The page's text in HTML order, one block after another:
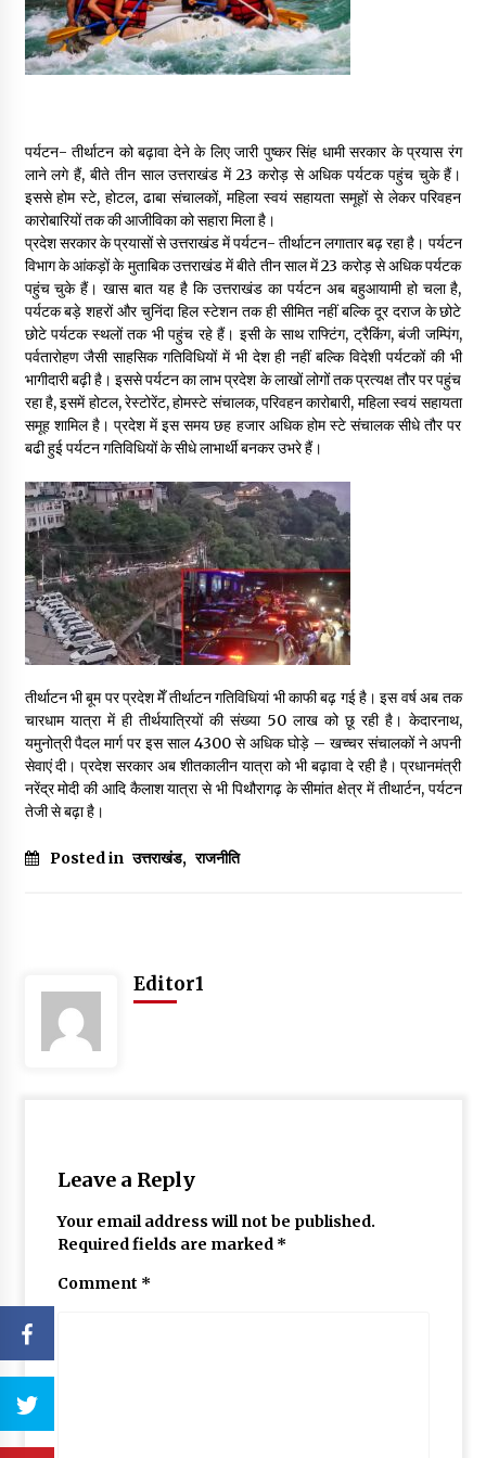
May 16, 2022
Thought Of The Day 13 May
May 13, 2022
Thought Of The Day 12 May
May 12, 2022
Thought Of The Day 11 May
May 11, 2022
Thought Of The Day 10 May
May 10, 2022
Thought Of The Day 9 May
May 9, 2022
पर्यटन- तीर्थाटन को बढ़ावा देने के लिए जारी पुष्कर सिंह धामी सरकार के प्रयास रंग
लाने लगे हैं, बीते तीन साल उत्तराखंड में 23 करोड़ से अधिक पर्यटक पहुंच चुके हैं।
इससे होम स्टे, होटल, ढाबा संचालकों, महिला स्वयं सहायता समूहों से लेकर परिवहन
कारोबारियों तक की आजीविका को सहारा मिला है।
प्रदेश सरकार के प्रयासों से उत्तराखंड में पर्यटन- तीर्थाटन लगातार बढ़ रहा है। पर्यटन
विभाग के आंकड़ों के मुताबिक उत्तराखंड में बीते तीन साल में 23 करोड़ से अधिक पर्यटक
पहुंच चुके हैं। खास बात यह है कि उत्तराखंड का पर्यटन अब बहुआयामी हो चला है,
पर्यटक बड़े शहरों और चुनिंदा हिल स्टेशन तक ही सीमित नहीं बल्कि दूर दराज के छोटे
छोटे पर्यटक स्थलों तक भी पहुंच रहे हैं। इसी के साथ राफ्टिंग, ट्रैकिंग, बंजी जम्पिंग,
पर्वतारोहण जैसी साहसिक गतिविधियों में भी देश ही नहीं बल्कि विदेशी पर्यटकों की भी
भागीदारी बढ़ी है। इससे पर्यटन का लाभ प्रदेश के लाखों लोगों तक प्रत्यक्ष तौर पर पहुंच
रहा है, इसमें होटल, रेस्टोरेंट, होमस्टे संचालक, परिवहन कारोबारी, महिला स्वयं सहायता
समूह शामिल है। प्रदेश में इस समय छह हजार अधिक होम स्टे संचालक सीधे तौर पर
बढी हुई पर्यटन गतिविधियों के सीधे लाभार्थी बनकर उभरे हैं।
तीर्थाटन भी बूम पर प्रदेश मेँ तीर्थाटन गतिविधियां भी काफी बढ़ गई है। इस वर्ष अब तक
चारधाम यात्रा में ही तीर्थयात्रियों की संख्या 50 लाख को छू रही है। केदारनाथ,
यमुनोत्री पैदल मार्ग पर इस साल 4300 से अधिक घोड़े – खच्चर संचालकों ने अपनी
सेवाएं दी। प्रदेश सरकार अब शीतकालीन यात्रा को भी बढ़ावा दे रही है। प्रधानमंत्री
नरेंद्र मोदी की आदि कैलाश यात्रा से भी पिथौरागढ़ के सीमांत क्षेत्र में तीथार्टन, पर्यटन
तेजी से बढ़ा है।
Posted in उत्तराखंड, राजनीति
Editor1
Leave a Reply
Your email address will not be published.
Required fields are marked *
Comment *